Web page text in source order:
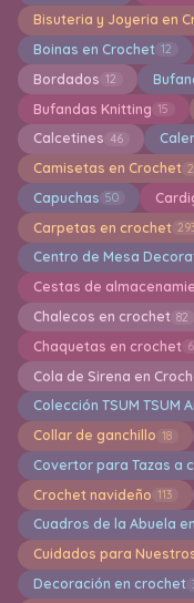
Bisuteria y Joyeria en
Boinas en Crochet 12
Bordados 12
Bufandas Knitting 15
Calcetines 46
Camisetas en Crochet
Capuchas 50
Carpetas en crochet
Centro de Mesa
Cestas de
Chalecos en crochet 82
Chaquetas en crochet
Cola de Sirena en
Colección TSUM TSUM
Collar de ganchillo 18
Covertor para Tazas a
Crochet navideño 113
Cuadros de la Abuela
Cuidados para
Decoración en crochet